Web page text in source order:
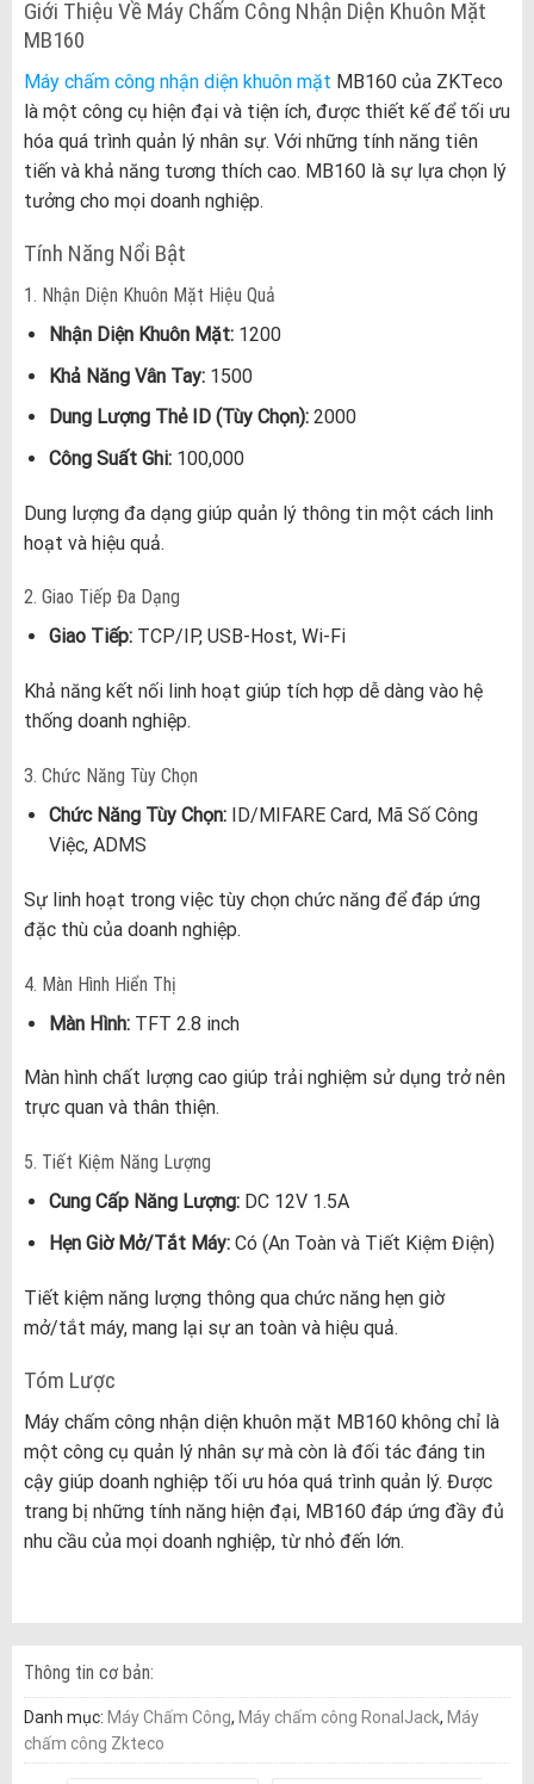
Giới Thiệu Về Máy Chấm Công Nhận Diện Khuôn Mặt
MB160
Máy chấm công nhận diện khuôn mặt MB160 của ZKTeco
là một công cụ hiện đại và tiện ích, được thiết kế để tối ưu
hóa quá trình quản lý nhân sự. Với những tính năng tiên
tiến và khả năng tương thích cao. MB160 là sự lựa chọn lý
tưởng cho mọi doanh nghiệp.
Tính Năng Nổi Bật
1. Nhận Diện Khuôn Mặt Hiệu Quả
Nhận Diện Khuôn Mặt:1200
Khả Năng Vân Tay:1500
Dung Lượng Thẻ ID (Tùy Chọn):2000
Công Suất Ghi:100,000
Dung lượng đa dạng giúp quản lý thông tin một cách linh
hoạt và hiệu quả.
2. Giao Tiếp Đa Dạng
Giao Tiếp:TCP/IP, USB-Host, Wi-Fi
Khả năng kết nối linh hoạt giúp tích hợp dễ dàng vào hệ
thống doanh nghiệp.
3. Chức Năng Tùy Chọn
Chức Năng Tùy Chọn:ID/MIFARE Card, Mã Số Công
Việc, ADMS
Sự linh hoạt trong việc tùy chọn chức năng để đáp ứng
đặc thù của doanh nghiệp.
4. Màn Hình Hiển Thị
Màn Hình:TFT 2.8 inch
Màn hình chất lượng cao giúp trải nghiệm sử dụng trở nên
trực quan và thân thiện.
5. Tiết Kiệm Năng Lượng
Cung Cấp Năng Lượng:DC 12V 1.5A
Hẹn Giờ Mở/Tắt Máy:Có (An Toàn và Tiết Kiệm Điện)
Tiết kiệm năng lượng thông qua chức năng hẹn giờ
mở/tắt máy, mang lại sự an toàn và hiệu quả.
Tóm Lược
Máy chấm công nhận diện khuôn mặt MB160 không chỉ là
một công cụ quản lý nhân sự mà còn là đối tác đáng tin
cậy giúp doanh nghiệp tối ưu hóa quá trình quản lý. Được
trang bị những tính năng hiện đại, MB160 đáp ứng đầy đủ
nhu cầu của mọi doanh nghiệp, từ nhỏ đến lớn.
Thông tin cơ bản:
Danh mục: Máy Chấm Công, Máy chấm công RonalJack, Máy
chấm công Zkteco